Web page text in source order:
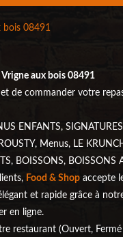
bois 08491
aux bois 08491
de commander votre
ENFANTS,
Menus, LE
BOISSONS,
Food & Shop accepte
et rapide grâce à
en ligne.
restaurant (Ouvert,